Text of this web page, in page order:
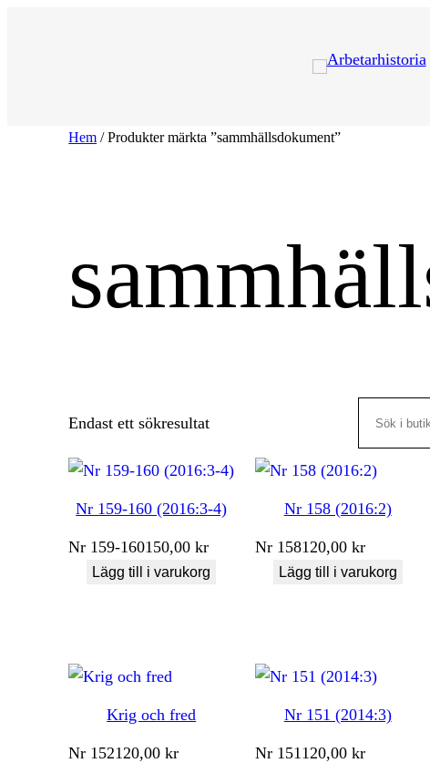
Hem / Produkter märkta ”sammhällsdokument”
Endast ett sökresultat
Nr 159-160 (2016:3-4)
Nr 159-160150,00kr
Lägg till i varukorg
Nr 158 (2016:2)
Nr 158120,00 kr
Lägg till i varukorg
Krig och fred
Nr 152120,00kr
Nr 151 (2014:3)
Nr 151 120,00 kr